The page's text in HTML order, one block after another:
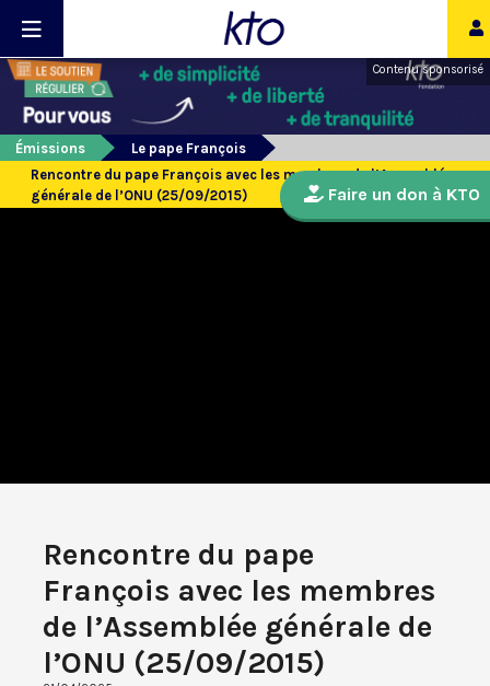
Contenu sponsorisé
Émissions
Le pape François
Rencontre du pape François avec les membres de l’Assemblée
générale de l’ONU (25/09/2015)
Rencontre du pape
François avec les membres
de l’Assemblée générale de
l’ONU (25/09/2015)
Faire un don à KTO